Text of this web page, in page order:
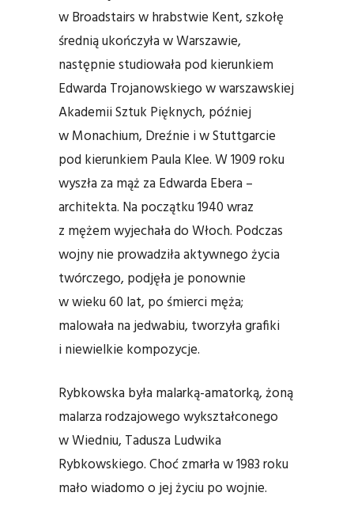
w Broadstairs w hrabstwie Kent, szkołę
średnią ukończyła w Warszawie,
następnie studiowała pod kierunkiem
Edwarda Trojanowskiego w warszawskiej
Akademii Sztuk Pięknych, później
w Monachium, Dreźnie i w Stuttgarcie
pod kierunkiem Paula Klee. W 1909 roku
wyszła za mąż za Edwarda Ebera –
architekta. Na początku 1940 wraz
z mężem wyjechała do Włoch. Podczas
wojny nie prowadziła aktywnego życia
twórczego, podjęła je ponownie
w wieku 60 lat, po śmierci męża;
malowała na jedwabiu, tworzyła grafiki
i niewielkie kompozycje.
Rybkowska była malarką-amatorką, żoną
malarza rodzajowego wykształconego
w Wiedniu, Tadusza Ludwika
Rybkowskiego. Choć zmarła w 1983 roku
mało wiadomo o jej życiu po wojnie.